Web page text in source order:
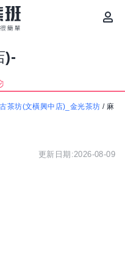
)-
茶坊(文橫興中店)_金光茶坊 / 麻
更新日期:2026-08-09